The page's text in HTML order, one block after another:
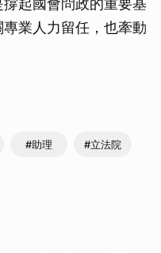
起國會問政的重要基
業人力留任，也牽動
#助理 #立法院